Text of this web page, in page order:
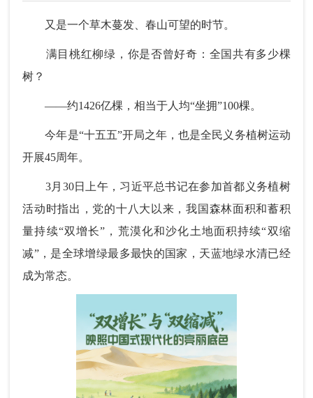
又是一个草木蔓发、春山可望的时节。
满目桃红柳绿，你是否曾好奇：全国共有多少棵
树？
——约1426亿棵，相当于人均“坐拥”100棵。
今年是“十五五”开局之年，也是全民义务植树运动
开展45周年。
3月30日上午，习近平总书记在参加首都义务植树
活动时指出，党的十八大以来，我国森林面积和蓄积
量持续“双增长”，荒漠化和沙化土地面积持续“双缩
减”，是全球增绿最多最快的国家，天蓝地绿水清已经
成为常态。